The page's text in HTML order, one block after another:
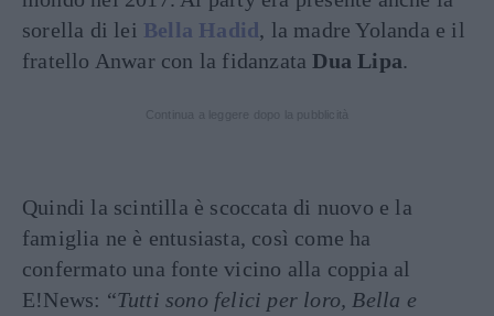
sorella di lei Bella Hadid, la madre Yolanda e il
fratello Anwar con la fidanzataDua Lipa.
Quindi la scintilla è scoccata di nuovo e la
famiglia ne è entusiasta, così come ha
confermato una fonte vicino alla coppia al
E!News: “Tutti sono felici per loro, Bella e